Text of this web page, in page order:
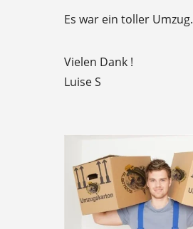
5
Es war ein toller Umzug.
Vielen Dank !
Luise S